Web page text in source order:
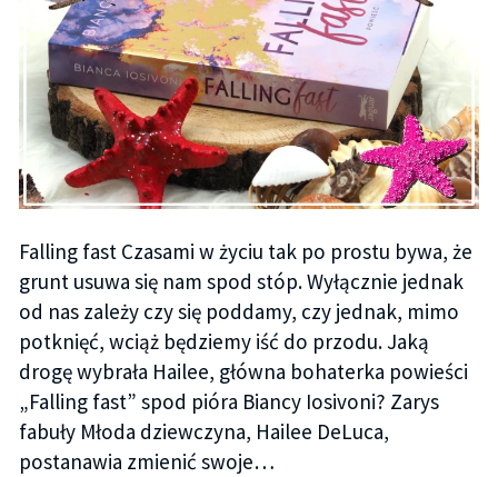
Falling fast Czasami w życiu tak po prostu bywa, że
grunt usuwa się nam spod stóp. Wyłącznie jednak
od nas zależy czy się poddamy, czy jednak, mimo
potknięć, wciąż będziemy iść do przodu. Jaką
drogę wybrała Hailee, główna bohaterka powieści
„Falling fast” spod pióra Biancy Iosivoni? Zarys
fabuły Młoda dziewczyna, Hailee DeLuca,
postanawia zmienić swoje…